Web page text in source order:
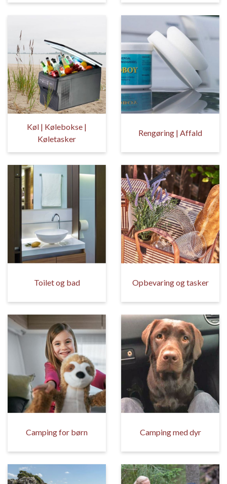
Køl | Kølebokse |
Køletasker
Rengøring | Affald
Toilet og bad Opbevaring og tasker
Camping for børn Camping med dyr